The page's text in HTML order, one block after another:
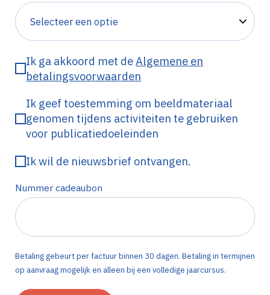
Ik ga akkoord met de Algemene en
betalingsvoorwaarden
Ik geef toestemming om beeldmateriaal
genomen tijdens activiteiten te gebruiken
voor publicatiedoeleinden
Ik wil de nieuwsbrief ontvangen.
Nummer cadeaubon
Betaling gebeurt per factuur binnen 30 dagen. Betaling in termijnen
op aanvraag mogelijk en alleen bij een volledige jaarcursus.